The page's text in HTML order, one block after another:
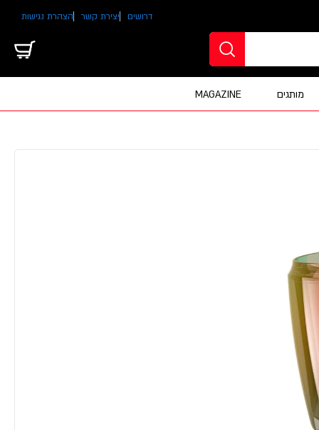
דרושים יצירת קשר הצהרת נגישות
מותגים MAGAZINE